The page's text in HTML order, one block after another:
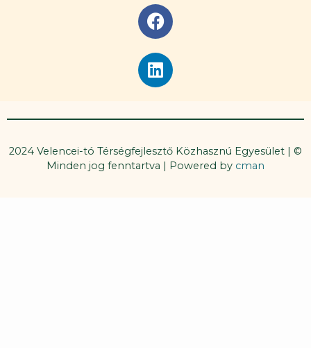
F
a
e
b
o
L
i
d
i
2024 Velencei-tó Térségfejlesztő Közhasznú Egyesület | ©
Minden jog fenntartva | Powered by cman